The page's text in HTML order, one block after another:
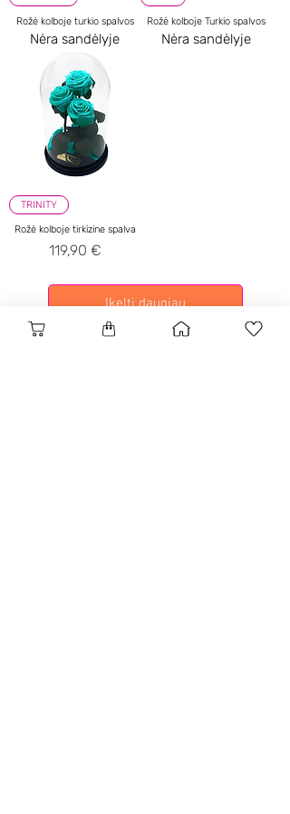
Rožė kolboje turkio spalvos
Nėra sandėlyje
Rožė kolboje Turkio spalvos
Nėra sandėlyje
TRINITY
Rožė kolboje tirkizine spalva
Kaina
119,90 €
Įkelti daugiau